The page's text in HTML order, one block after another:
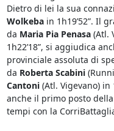
Dietro di lei la sua
Wolkebain 1h19’52”. Il
da Maria Pia Penasa(Atl.
1h22’18”, si aggiudica
provinciale assoluta di
da Roberta Scabini
Cantoni (Atl. Vigevano) in
anche il primo posto
tempi con la